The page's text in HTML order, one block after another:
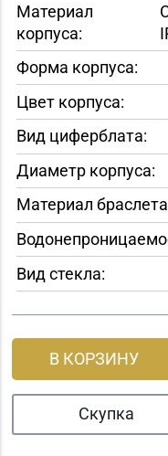
Материал
корпуса:
Форма корпуса:
Цвет корпуса:
Вид циферблата:
Диаметр корпуса:
Материал
Вид стекла:
В КОРЗИНУ
Скупка